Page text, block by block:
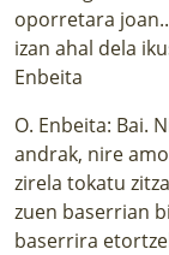
oporretara
izan ahal dela
Enbeita
O. Enbeita: Bai.
andrak, nire
zirela tokatu
zuen baserrian
baserrira